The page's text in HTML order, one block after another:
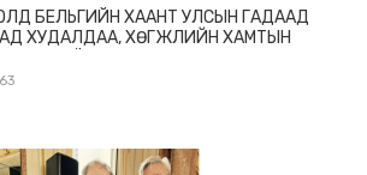
БЕЛЬГИЙН ХААНТ УЛСЫН ГАДААД
ХУДАЛДАА, ХӨГЖЛИЙН ХАМТЫН
ЗАХИРАЛ ХАТАГТАЙ БИРЖИТ